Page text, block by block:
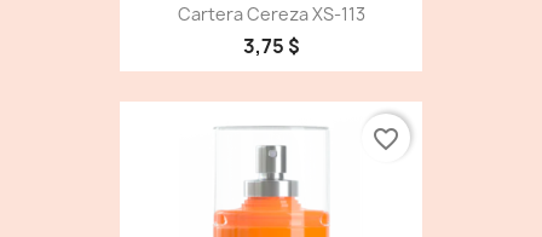
Cartera Cereza XS-113
3,75 $
favorite_border